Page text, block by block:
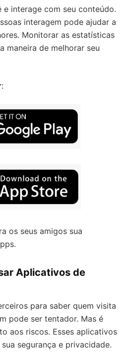
e interage com seu conteúdo.
interagem pode ajudar a
Monitorar as estatísticas
maneira de melhorar seu
:
os seus amigos sua
Aplicativos de
para saber quem visita
pode ser tentador. Mas é
aos riscos. Esses aplicativos
segurança e privacidade.